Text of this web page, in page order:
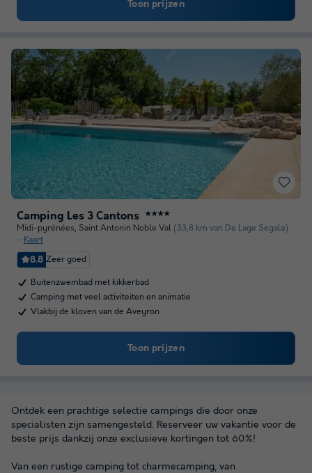
Toon prijzen
Camping Les 3 Cantons ★★★★
Midi-pyrénées, Saint Antonin Noble Val (33,8 km van De Lage Segala)
Kaart
8.8 Zeer goed
Buitenzwembad met kikkerbad
Camping met veel activiteiten en animatie
Vlakbij de kloven van de Aveyron
Toon prijzen
Ontdek een prachtige selectie campings die door onze
specialisten zijn samengesteld. Reserveer uw vakantie voor de
beste prijs dankzij onze exclusieve kortingen tot 60%!
Van een rustige camping tot charmecamping, van